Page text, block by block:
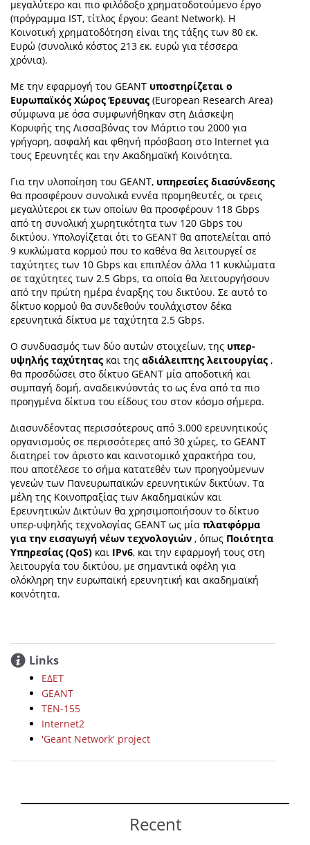
μεγαλύτερο και πιο φιλόδοξο χρηματοδοτούμενο έργο
(πρόγραμμα IST, τίτλος έργου: Geant Network). Η
Κοινοτική χρηματοδότηση είναι της τάξης των 80 εκ.
Ευρώ (συνολικό κόστος 213 εκ. ευρώ για τέσσερα
χρόνια).
Με την εφαρμογή του GEANT υποστηρίζεται ο
Ευρωπαϊκός Χώρος Έρευνας (European Research Area)
σύμφωνα με όσα συμφωνήθηκαν στη Διάσκεψη
Κορυφής της Λισσαβόνας τον Μάρτιο του 2000 για
γρήγορη, ασφαλή και φθηνή πρόσβαση στο Internet για
τους Ερευνητές και την Ακαδημαϊκή Κοινότητα.
Για την υλοποίηση του GEANT, υπηρεσίες διασύνδεσης
θα προσφέρουν συνολικά εννέα προμηθευτές, οι τρεις
μεγαλύτεροι εκ των οποίων θα προσφέρουν 118 Gbps
από τη συνολική χωρητικότητα των 120 Gbps του
δικτύου. Υπολογίζεται ότι το GEANT θα αποτελείται από
9 κυκλώματα κορμού που το καθένα θα λειτουργεί σε
ταχύτητες των 10 Gbps και επιπλέον άλλα 11 κυκλώματα
σε ταχύτητες των 2.5 Gbps, τα οποία θα λειτουργήσουν
από την πρώτη ημέρα έναρξης του δικτύου. Σε αυτό το
δίκτυο κορμού θα συνδεθούν τουλάχιστον δέκα
ερευνητικά δίκτυα με ταχύτητα 2.5 Gbps.
Ο συνδυασμός των δύο αυτών στοιχείων, της υπερ-
υψηλής ταχύτητας και της αδιάλειπτης λειτουργίας ,
θα προσδώσει στο δίκτυο GEANT μία αποδοτική και
συμπαγή δομή, αναδεικνύοντάς το ως ένα από τα πιο
προηγμένα δίκτυα του είδους του στον κόσμο σήμερα.
Διασυνδέοντας περισσότερους από 3.000 ερευνητικούς
οργανισμούς σε περισσότερες από 30 χώρες, το GEANT
διατηρεί τον άριστο και καινοτομικό χαρακτήρα του,
που αποτέλεσε το σήμα κατατεθέν των προηγούμενων
γενεών των Πανευρωπαϊκών ερευνητικών δικτύων. Τα
μέλη της Κοινοπραξίας των Ακαδημαϊκών και
Ερευνητικών Δικτύων θα χρησιμοποιήσουν το δίκτυο
υπερ-υψηλής τεχνολογίας GEANT ως μία πλατφόρμα
για την εισαγωγή νέων τεχνολογιών , όπως Ποιότητα
Υπηρεσίας (QoS) και IPv6, και την εφαρμογή τους στη
λειτουργία του δικτύου, με σημαντικά οφέλη για
ολόκληρη την ευρωπαϊκή ερευνητική και ακαδημαϊκή
κοινότητα.
Links
ΕΔΕΤ
GEANT
TEN-155
Internet2
'Geant Network' project
Recent